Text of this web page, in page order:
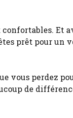
Et
prêt pour un
vous perdez
de